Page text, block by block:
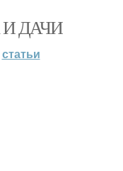
ДАЧИ
статьи